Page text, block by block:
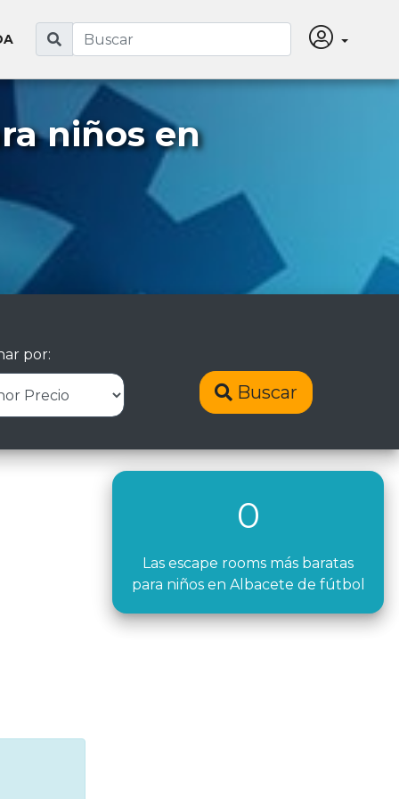
niños en
por:
Buscar
0
Las escape rooms más baratas
para niños en Albacete de fútbol